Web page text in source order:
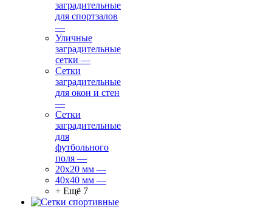
заградительные
для спортзалов
—
Уличные
заградительные
сетки —
Сетки
заградительные
для окон и стен
—
Сетки
заградительные
для
футбольного
поля —
20х20 мм —
40х40 мм —
+ Ещё 7